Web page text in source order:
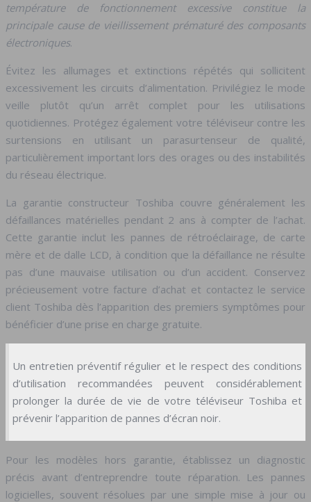
température de fonctionnement excessive constitue la
principale cause de vieillissement prématuré des composants
électroniques.
Évitez les allumages et extinctions répétés qui sollicitent
excessivement les circuits d’alimentation. Privilégiez le mode
veille plutôt qu’un arrêt complet pour les utilisations
quotidiennes. Protégez également votre téléviseur contre les
surtensions en utilisant un parasurtenseur de qualité,
particulièrement important lors des orages ou des instabilités
du réseau électrique.
La garantie constructeur Toshiba couvre généralement les
défaillances matérielles pendant 2 ans à compter de l’achat.
Cette garantie inclut les pannes de rétroéclairage, de carte
mère et de dalle LCD, à condition que la défaillance ne résulte
pas d’une mauvaise utilisation ou d’un accident. Conservez
précieusement votre facture d’achat et contactez le service
client Toshiba dès l’apparition des premiers symptômes pour
bénéficier d’une prise en charge gratuite.
Un entretien préventif régulier et le respect des conditions
d’utilisation recommandées peuvent considérablement
prolonger la durée de vie de votre téléviseur Toshiba et
prévenir l’apparition de pannes d’écran noir.
Pour les modèles hors garantie, établissez un diagnostic
précis avant d’entreprendre toute réparation. Les pannes
logicielles, souvent résolues par une simple mise à jour ou